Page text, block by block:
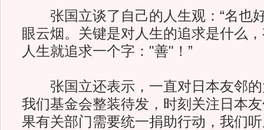
张国立谈了自己的人生观：“名也
眼云烟。关键是对人生的追求是什么
人生就追求一个字："善"！”
张国立还表示，一直对日本友邻的
我们基金会整装待发，时刻关注日本
果有关部门需要统一捐助行动，我们